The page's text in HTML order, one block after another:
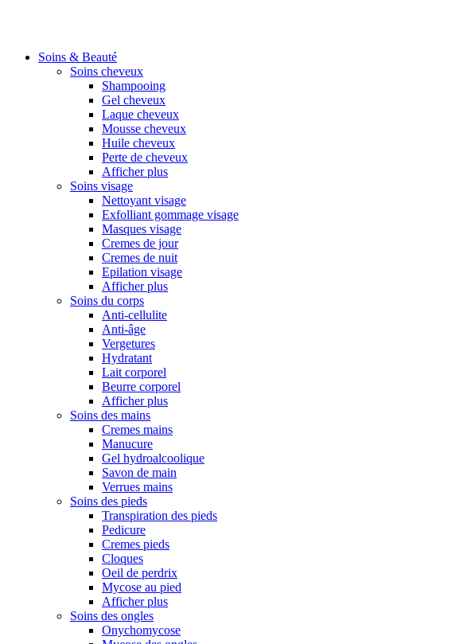
Soins & Beauté
Soins cheveux
Shampooing
Gel cheveux
Laque cheveux
Mousse cheveux
Huile cheveux
Perte de cheveux
Afficher plus
Soins visage
Nettoyant visage
Exfolliant gommage visage
Masques visage
Cremes de jour
Cremes de nuit
Epilation visage
Afficher plus
Soins du corps
Anti-cellulite
Anti-âge
Vergetures
Hydratant
Lait corporel
Beurre corporel
Afficher plus
Soins des mains
Cremes mains
Manucure
Gel hydroalcoolique
Savon de main
Verrues mains
Soins des pieds
Transpiration des pieds
Pedicure
Cremes pieds
Cloques
Oeil de perdrix
Mycose au pied
Afficher plus
Soins des ongles
Onychomycose